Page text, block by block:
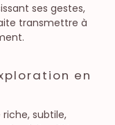
ses gestes,
transmettre à
en
subtile,